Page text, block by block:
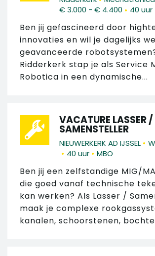
€ 3.000 - € 4.400 • 40 uur
Ben jij gefascineerd door
innovaties en wil je dagelijks
geavanceerde
Ridderkerk stap je als Service
Robotica in een dynamische...
VACATURE LASSER /
SAMENSTELLER
NIEUWERKERK AD IJSSEL •
• 40 uur • MBO
Ben jij een zelfstandige MIG/
die goed vanaf technische
kan werken? Als Lasser /
maak je complexe
kanalen, schoorstenen,